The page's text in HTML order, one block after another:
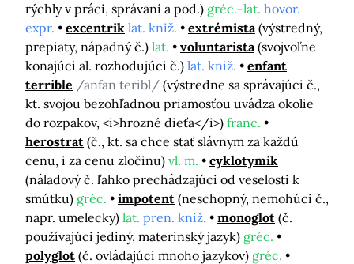
rýchly v práci, správaní a pod.) gréc.-lat. hovor.
expr.
excentrik lat. kniž. extrémista (výstredný,
prepiaty, nápadný č.) lat. voluntarista (svojvoľne
konajúci al. rozhodujúci č.) lat. kniž.
enfant
terrible /anfan teribl/ (výstredne sa správajúci č.,
kt. svojou bezohľadnou priamosťou uvádza okolie
do rozpakov, <i>hrozné dieťa</i>) franc.
herostrat (č., kt. sa chce stať slávnym za každú
cenu, i za cenu zločinu) vl. m.
cyklotymik
(náladový č. ľahko prechádzajúci od veselosti k
smútku) gréc. impotent (neschopný, nemohúci č.,
napr. umelecky) lat. pren. kniž. monoglot (č.
používajúci jediný, materinský jazyk) gréc.
polyglot (č. ovládajúci mnoho jazykov) gréc.